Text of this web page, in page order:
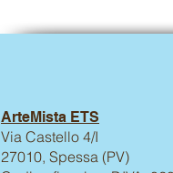
ArteMista ETS
Via Castello 4/I
27010, Spessa (PV)